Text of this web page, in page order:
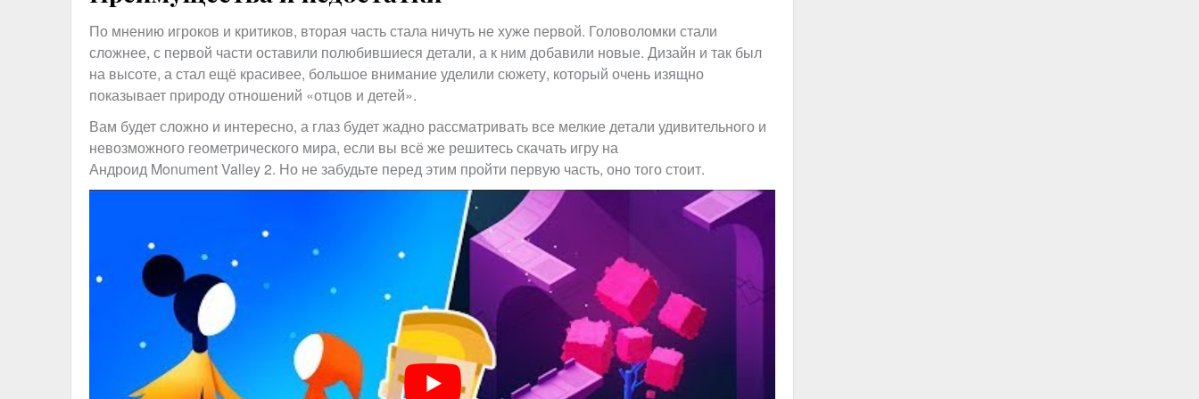
По мнению игроков и критиков, вторая часть стала ничуть не хуже первой. Головоломки стали
сложнее, с первой части оставили полюбившиеся детали, а к ним добавили новые. Дизайн и так был
на высоте, а стал ещё красивее, большое внимание уделили сюжету, который очень изящно
показывает природу отношений «отцов и детей».
Вам будет сложно и интересно, а глаз будет жадно рассматривать все мелкие детали удивительного и
невозможного геометрического мира, если вы всё же решитесь скачать игру на
Андроид Monument Valley 2. Но не забудьте перед этим пройти первую часть, оно того стоит.